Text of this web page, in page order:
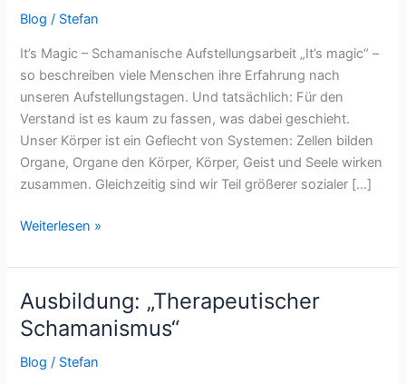
Blog / Stefan
It’s Magic – Schamanische Aufstellungsarbeit „It’s magic“ –
so beschreiben viele Menschen ihre Erfahrung nach
unseren Aufstellungstagen. Und tatsächlich: Für den
Verstand ist es kaum zu fassen, was dabei geschieht.
Unser Körper ist ein Geflecht von Systemen: Zellen bilden
Organe, Organe den Körper, Körper, Geist und Seele wirken
zusammen. Gleichzeitig sind wir Teil größerer sozialer […]
Weiterlesen »
Ausbildung: „Therapeutischer
Schamanismus“
Blog / Stefan
Ausbildung:
„Therapeutischer
Schamanismus“